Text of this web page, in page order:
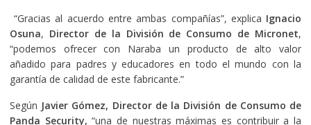
“Gracias al acuerdo entre ambas compañías”, explica Ignacio
Osuna, Director de la División de Consumo de Micronet,
“podemos ofrecer con Naraba un producto de alto valor
añadido para padres y educadores en todo el mundo con la
garantía de calidad de este fabricante.”
Según Javier Gómez, Director de la División de Consumo de
Panda Security,“una de nuestras máximas es contribuir a la